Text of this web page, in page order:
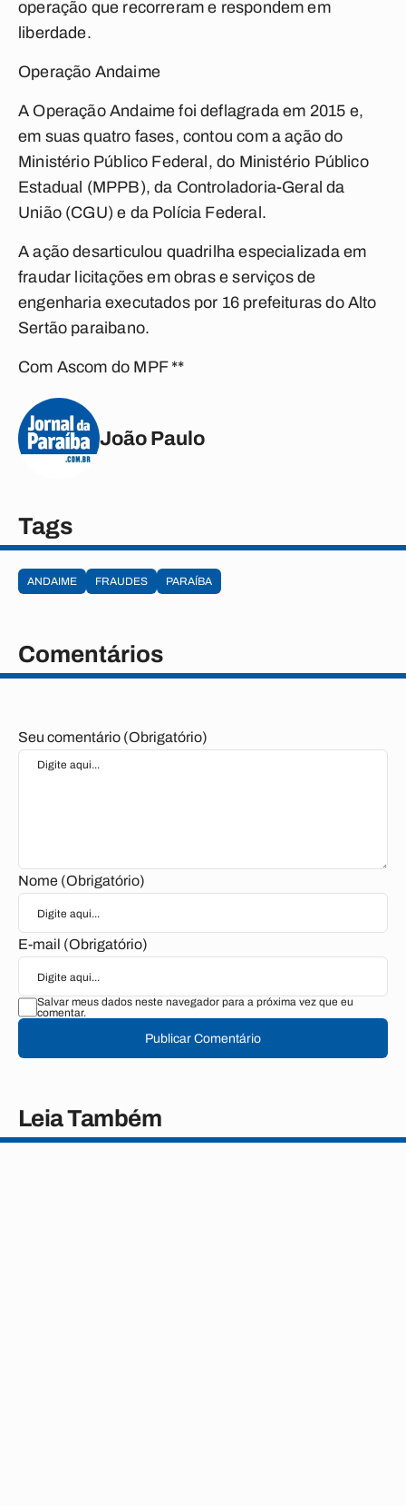
operação que recorreram e respondem em
liberdade.
Operação Andaime
A Operação Andaime foi deflagrada em 2015 e,
em suas quatro fases, contou com a ação do
Ministério Público Federal, do Ministério Público
Estadual (MPPB), da Controladoria-Geral da
União (CGU) e da Polícia Federal.
A ação desarticulou quadrilha especializada em
fraudar licitações em obras e serviços de
engenharia executados por 16 prefeituras do Alto
Sertão paraibano.
Com Ascom do MPF **
João Paulo
Tags
ANDAIME FRAUDES PARAÍBA
Comentários
Seu comentário (Obrigatório)
Nome (Obrigatório)
E-mail (Obrigatório)
Salvar meus dados neste navegador para a próxima vez que eu
comentar.
Publicar Comentário
Leia Também